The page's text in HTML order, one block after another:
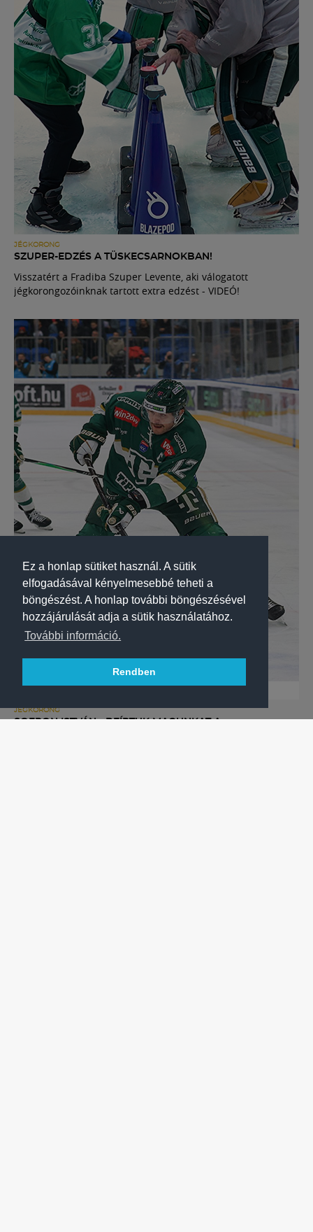
Ez a honlap sütiket használ. A sütik
elfogadásával kényelmesebbé teheti a
böngészést. A honlap további böngészésével
hozzájárulását adja a sütik használatához.
További információ.
Rendben
JÉGKORONG
SZUPER-EDZÉS A TÜSKECSARNOKBAN!
Visszatért a Fradiba Szuper Levente, aki válogatott
jégkorongozóinknak tartott extra edzést - VIDEÓ!
JÉGKORONG
SOFRON ISTVÁN: „BEÍRTUK MAGUNKAT A